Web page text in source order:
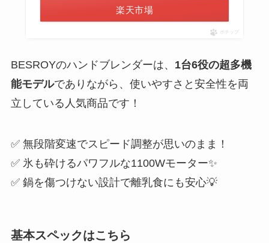
楽天市場
ポチップ
BESROYのハンドブレンダーは、 1台6役の超多機
能モデルでありながら、使いやすさと安全性を両
立している人気商品です！
✅ 無段階変速でスピード調整が思いのまま！
✅ 氷も砕けるパワフルな1100Wモーター✨
✅ 鍋を傷つけない設計で離乳食にも安心💡
基本スペックはこちら